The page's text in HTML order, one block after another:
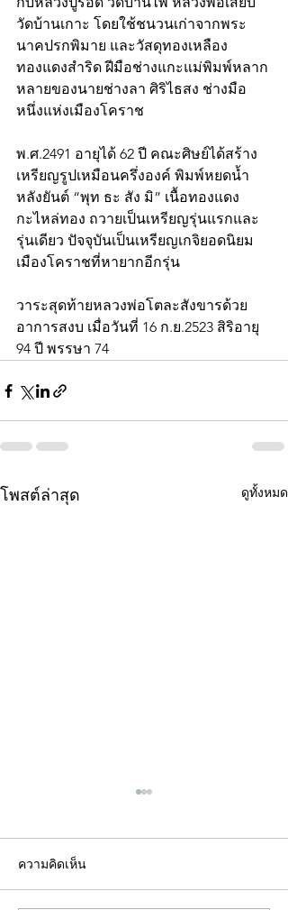
วัดบ้านเกาะ โดยใช้ชนวนเก่าจากพระ
นาคปรกพิมาย และวัสดุทองเหลือง
ทองแดงสำริด ฝีมือช่างแกะแม่พิมพ์หลาก
หลายของนายช่างลา ศิริไธสง ช่างมือ
หนึ่งแห่งเมืองโคราช
พ.ศ.2491 อายุได้ 62 ปี คณะศิษย์ได้สร้าง
เหรียญรูปเหมือนครึ่งองค์ พิมพ์หยดน้ำ
หลังยันต์ “พุท ธะ สัง มิ” เนื้อทองแดง
กะไหล่ทอง ถวายเป็นเหรียญรุ่นแรกและ
รุ่นเดียว ปัจจุบันเป็นเหรียญเกจิยอดนิยม
เมืองโคราชที่หายากอีกรุ่น
วาระสุดท้ายหลวงพ่อโตละสังขารด้วย
อาการสงบ เมื่อวันที่ 16 ก.ย.2523 สิริอายุ
94 ปี พรรษา 74
โพสต์ล่าสุด ดูทั้งหมด
ความคิดเห็น